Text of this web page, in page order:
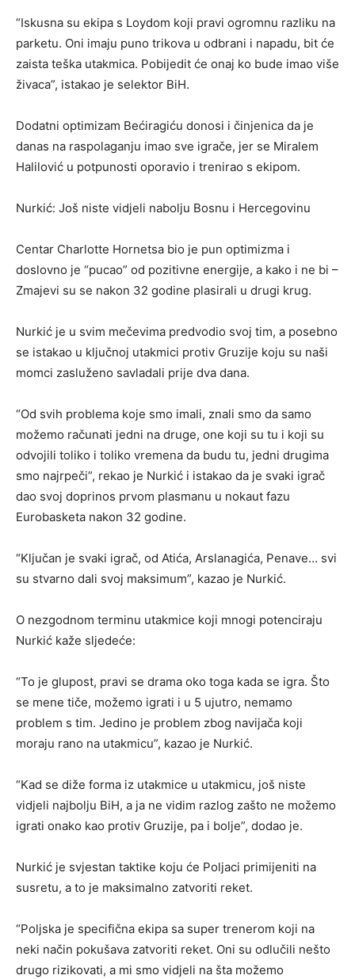
“Iskusna su ekipa s Loydom koji pravi ogromnu razliku na
parketu. Oni imaju puno trikova u odbrani i napadu, bit će
zaista teška utakmica. Pobijedit će onaj ko bude imao više
živaca”, istakao je selektor BiH.
Dodatni optimizam Bećiragiću donosi i činjenica da je
danas na raspolaganju imao sve igrače, jer se Miralem
Halilović u potpunosti oporavio i trenirao s ekipom.
Nurkić: Još niste vidjeli nabolju Bosnu i Hercegovinu
Centar Charlotte Hornetsa bio je pun optimizma i
doslovno je “pucao” od pozitivne energije, a kako i ne bi –
Zmajevi su se nakon 32 godine plasirali u drugi krug.
Nurkić je u svim mečevima predvodio svoj tim, a posebno
se istakao u ključnoj utakmici protiv Gruzije koju su naši
momci zasluženo savladali prije dva dana.
“Od svih problema koje smo imali, znali smo da samo
možemo računati jedni na druge, one koji su tu i koji su
odvojili toliko i toliko vremena da budu tu, jedni drugima
smo najrpeči”, rekao je Nurkić i istakao da je svaki igrač
dao svoj doprinos prvom plasmanu u nokaut fazu
Eurobasketa nakon 32 godine.
“Ključan je svaki igrač, od Atića, Arslanagića, Penave… svi
su stvarno dali svoj maksimum”, kazao je Nurkić.
O nezgodnom terminu utakmice koji mnogi potenciraju
Nurkić kaže sljedeće:
“To je glupost, pravi se drama oko toga kada se igra. Što
se mene tiče, možemo igrati i u 5 ujutro, nemamo
problem s tim. Jedino je problem zbog navijača koji
moraju rano na utakmicu”, kazao je Nurkić.
“Kad se diže forma iz utakmice u utakmicu, još niste
vidjeli najbolju BiH, a ja ne vidim razlog zašto ne možemo
igrati onako kao protiv Gruzije, pa i bolje”, dodao je.
Nurkić je svjestan taktike koju će Poljaci primijeniti na
susretu, a to je maksimalno zatvoriti reket.
“Poljska je specifična ekipa sa super trenerom koji na
neki način pokušava zatvoriti reket. Oni su odlučili nešto
drugo rizikovati, a mi smo vidjeli na šta možemo